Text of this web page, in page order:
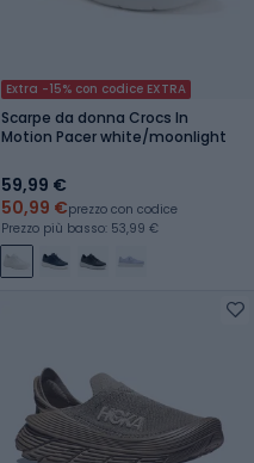
Extra -15% con codice EXTRA
Scarpe da donna Crocs In
Motion Pacer white/moonlight
59,99 €
50,99 €prezzo con codice
Prezzo più basso: 53,99 €